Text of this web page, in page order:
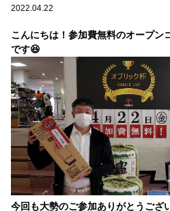
2022.04.22
こんにちは！参加費無料のオープ
です😆
今回も大勢のご参加ありがとうご